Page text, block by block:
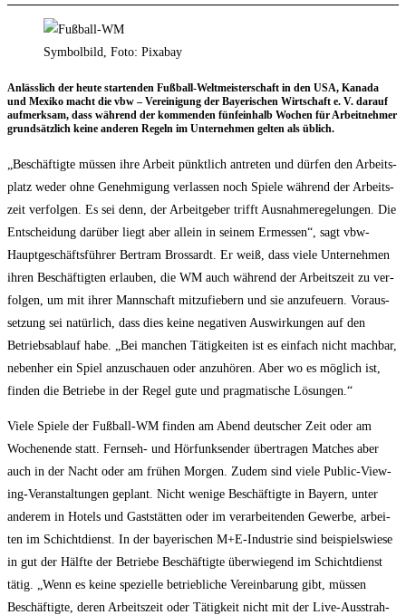
Symbolbild, Foto: Pixabay
Anläss­lich der heu­te star­ten­den Fuß­ball-Welt­meis­ter­schaft in den USA, Kana­da
und Mexi­ko macht die vbw – Ver­ei­ni­gung der Baye­ri­schen Wirt­schaft e. V. dar­auf
auf­merk­sam, dass wäh­rend der kom­men­den fünf­ein­halb Wochen für Arbeit­neh­mer
grund­sätz­lich kei­ne ande­ren Regeln im Unter­neh­men gel­ten als üblich.
„Beschäf­tig­te müs­sen ihre Arbeit pünkt­lich antre­ten und dür­fen den Arbeits­
platz weder ohne Geneh­mi­gung ver­las­sen noch Spie­le wäh­rend der Arbeits­
zeit ver­fol­gen. Es sei denn, der Arbeit­ge­ber trifft Aus­nah­me­re­ge­lun­gen. Die
Ent­schei­dung dar­über liegt aber allein in sei­nem Ermes­sen“, sagt vbw-
Haupt­ge­schäfts­füh­rer Bert­ram Bros­sardt. Er weiß, dass vie­le Unter­neh­men
ihren Beschäf­tig­ten erlau­ben, die WM auch wäh­rend der Arbeits­zeit zu ver­
fol­gen, um mit ihrer Mann­schaft mit­zu­fie­bern und sie anzu­feu­ern. Vor­aus­
set­zung sei natür­lich, dass dies kei­ne nega­ti­ven Aus­wir­kun­gen auf den
Betriebs­ab­lauf habe. „Bei man­chen Tätig­kei­ten ist es ein­fach nicht mach­bar,
neben­her ein Spiel anzu­schau­en oder anzu­hö­ren. Aber wo es mög­lich ist,
fin­den die Betrie­be in der Regel gute und prag­ma­ti­sche Lösungen.“
Vie­le Spie­le der Fuß­ball-WM fin­den am Abend deut­scher Zeit oder am
Wochen­en­de statt. Fern­seh- und Hör­funk­sen­der über­tra­gen Matches aber
auch in der Nacht oder am frü­hen Mor­gen. Zudem sind vie­le Public-Vie­w­
ing-Ver­an­stal­tun­gen geplant. Nicht weni­ge Beschäf­tig­te in Bay­ern, unter
ande­rem in Hotels und Gast­stät­ten oder im ver­ar­bei­ten­den Gewer­be, arbei­
ten im Schicht­dienst. In der baye­ri­schen M+E‑Industrie sind bei­spiels­wie­se
in gut der Hälf­te der Betrie­be Beschäf­tig­te über­wie­gend im Schicht­dienst
tätig. „Wenn es kei­ne spe­zi­el­le betrieb­li­che Ver­ein­ba­rung gibt, müs­sen
Beschäf­tig­te, deren Arbeits­zeit oder Tätig­keit nicht mit der Live-Aus­strah­